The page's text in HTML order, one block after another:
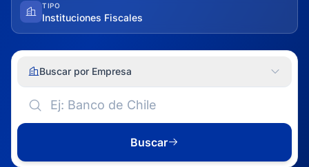
TIPO
Instituciones Fiscales
Buscar por Empresa
Buscar